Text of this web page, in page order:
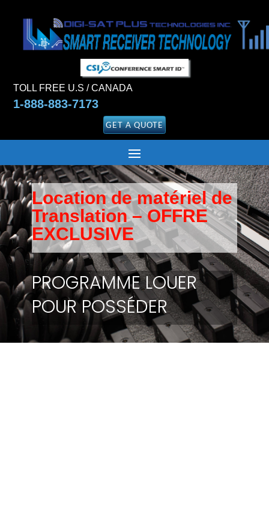
TOLL FREE U.S / CANADA
1-888-883-7173
GET A QUOTE
Location de matériel de
Translation– OFFRE
EXCLUSIVE
PROGRAMME LOUER
POUR POSSÉDER